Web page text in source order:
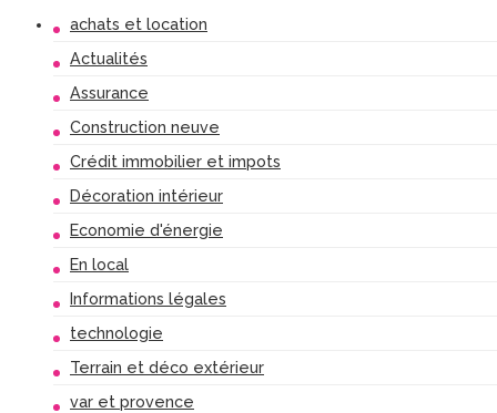
achats et location
Actualités
Assurance
Construction neuve
Crédit immobilier et impots
Décoration intérieur
Economie d'énergie
En local
Informations légales
technologie
Terrain et déco extérieur
var et provence